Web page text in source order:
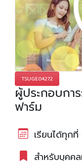
TSUGE04272
ผู้ประกอบกา
ฟาร์ม
เรียนได้ทุก
สำหรับบุคค